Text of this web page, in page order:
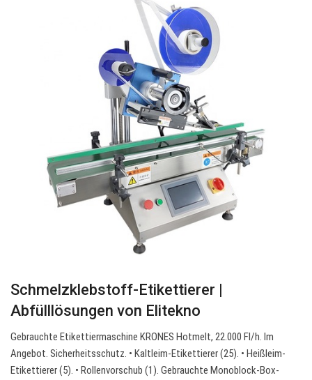
Schmelzklebstoff-Etikettierer |
Abfülllösungen von Elitekno
Gebrauchte Etikettiermaschine KRONES Hotmelt, 22.000 Fl/h. Im
Angebot. Sicherheitsschutz. • Kaltleim-Etikettierer (25). • Heißleim-
Etikettierer (5). • Rollenvorschub (1). Gebrauchte Monoblock-Box-